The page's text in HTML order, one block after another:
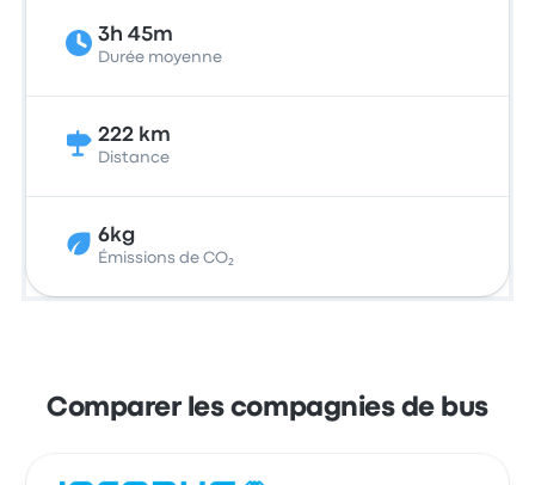
3h 45m
Durée moyenne
222 km
Distance
6kg
Émissions de CO₂
Comparer les compagnies de bus